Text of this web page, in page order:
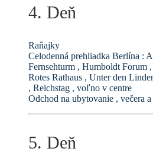
4. Deň
Raňajky
Celodenná prehliadka Berlína :
Fernsehturm , Humboldt Forum
Rotes Rathaus , Unter den
, Reichstag , voľno v centre
Odchod na ubytovanie , večera
5. Deň